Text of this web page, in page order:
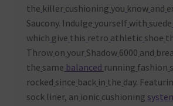
the killer cushioning you know and
Saucony. Indulge yourself with suede
which give this retro athletic shoe
Throw on your Shadow 6000 and
the same balanced running fashion
rocked since back in the day.
sock liner, an ionic cushioning